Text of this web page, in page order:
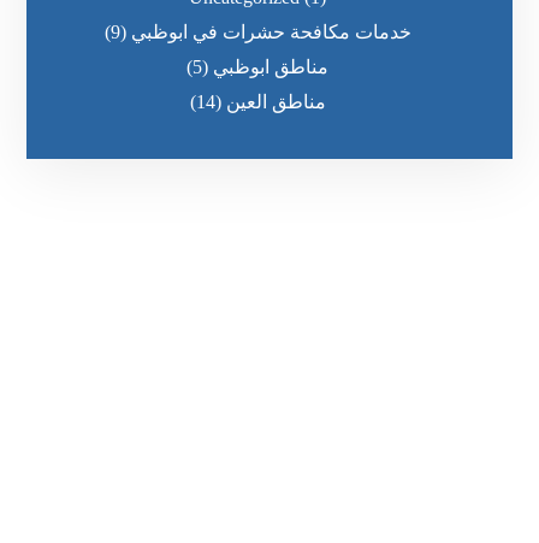
خدمات مكافحة حشرات في ابوظبي (9)
مناطق ابوظبي (5)
مناطق العين (14)